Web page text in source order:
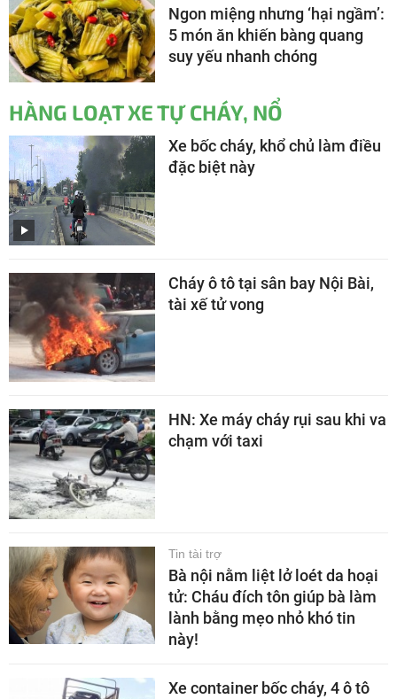
Ngon miệng nhưng ‘hại ngầm’:
5 món ăn khiến bàng quang
suy yếu nhanh chóng
HÀNG LOẠT XE TỰ CHÁY, NỔ
Xe bốc cháy, khổ chủ làm điều
đặc biệt này
Cháy ô tô tại sân bay Nội Bài,
tài xế tử vong
HN: Xe máy cháy rụi sau khi va
chạm với taxi
Tin tài trợ
Bà nội nằm liệt lở loét da hoại
tử: Cháu đích tôn giúp bà làm
lành bằng mẹo nhỏ khó tin
này!
Xe container bốc cháy, 4 ô tô